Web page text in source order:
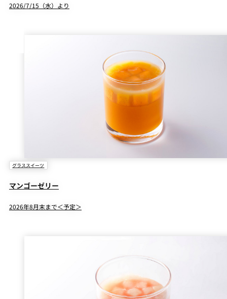
2026/7/15（水）より
グラススイーツ
マンゴーゼリー
2026年8月末まで＜予定＞